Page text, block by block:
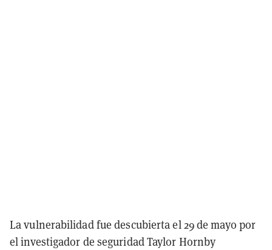
La vulnerabilidad fue descubierta el 29 de mayo por
el investigador de seguridad Taylor Hornby